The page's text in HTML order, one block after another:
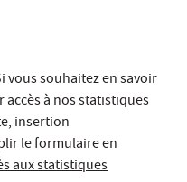
souhaitez en savoir
à nos statistiques
insertion
le formulaire en
aux statistiques